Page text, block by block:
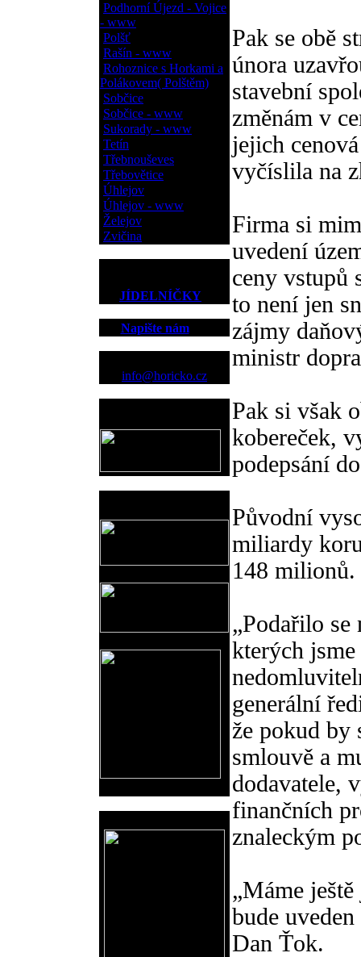
Podhorní Újezd - Vojice
- www
Polšť
Rašín - www
Rohoznice s Horkami a
Polákovem( Polštěm)
Sobčice
Sobčice - www
Sukorady - www
Tetín
Třebnouševes
Třebovětice
Úhlejov
Úhlejov - www
Želejov
Zvičina
JÍDELNÍČKY
Napište nám
info@horicko.cz
Pak se obě
února
stavební
změnám v
jejich
vyčíslila na
Firma si
uvedení
ceny vstupů
to není jen
zájmy
ministr
Pak si však
kobereček,
podepsání
Původní
miliardy
148 milionů.
„Podařilo
kterých
generální
že pokud by
smlouvě a
dodavatele,
finančních
znaleckým
„Máme
bude
Dan Ťok.